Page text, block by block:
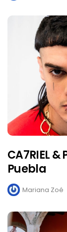
CA7RIEL
Puebla
Mariana Zoé